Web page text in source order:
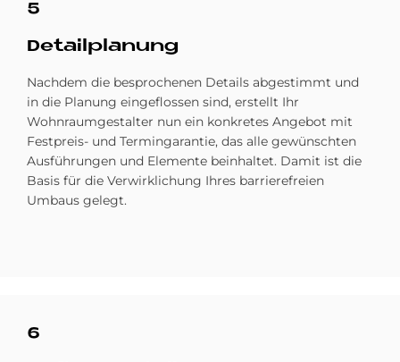
5
De­tail­pla­nung
Nachdem die besprochenen Details abgestimmt und
in die Planung eingeflossen sind, erstellt Ihr
Wohnraumgestalter nun ein konkretes Angebot mit
Festpreis- und Termingarantie, das alle gewünschten
Ausführungen und Elemente beinhaltet. Damit ist die
Basis für die Ver­wirklichung Ihres barrierefreien
Umbaus gelegt.
6